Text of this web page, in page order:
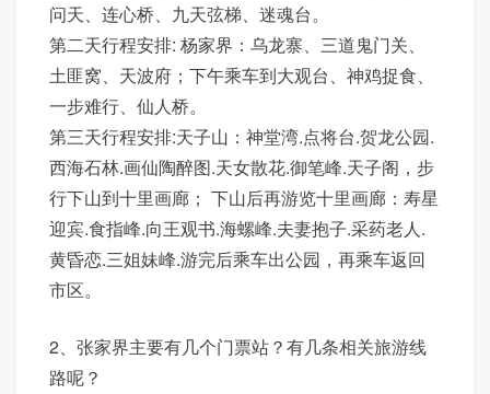
问天、连心桥、九天弦梯、迷魂台。
第二天行程安排: 杨家界：乌龙寨、三道鬼门关、
土匪窝、天波府；下午乘车到大观台、神鸡捉食、
一步难行、仙人桥。
第三天行程安排:天子山：神堂湾.点将台.贺龙公园.
西海石林.画仙陶醉图.天女散花.御笔峰.天子阁，步
行下山到十里画廊； 下山后再游览十里画廊：寿星
迎宾.食指峰.向王观书.海螺峰.夫妻抱子.采药老人.
黄昏恋.三姐妹峰.游完后乘车出公园，再乘车返回
市区。
2、张家界主要有几个门票站？有几条相关旅游线
路呢？